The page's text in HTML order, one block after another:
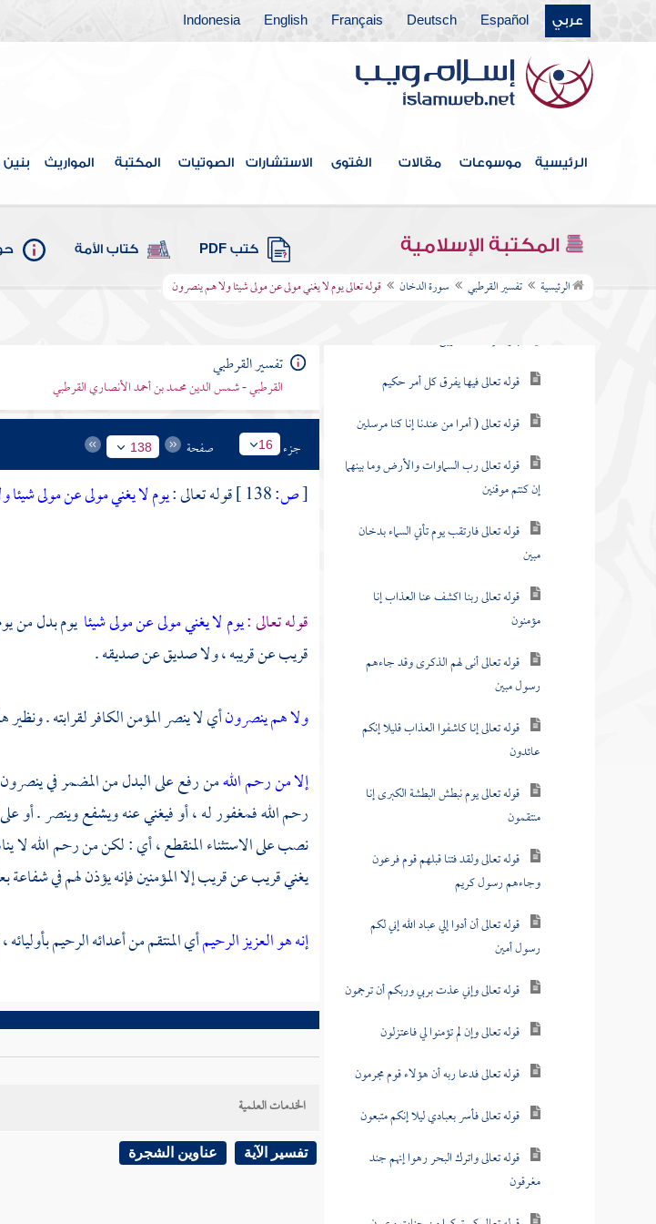
عربي Español
Deutsch
Français
English
Indonesia
الرئيسية موسوعات مقالات الفتوى الاستشارات الصوتيات المكتبة المواريث
المكتبة الإسلامية كتب PDF كتاب الأمة
الرئيسية تفسير القرطبي سورة الدخان قوله تعالى يوم لا يغني مولى عن مولى شيئا ولا هم ينصرون
سورة ص
سورة الزمر
سورة غافر
سورة فصلت
سورة الشورى
سورة الزخرف
سورة الدخان
ليلة مباركة إنا كنا منذرين
قوله تعالى فيها يفرق كل أمر حكيم
قوله تعالى ( أمرا من عندنا إنا كنا مرسلين
قوله تعالى رب السماوات والأرض وما بينهما
إن كنتم موقنين
قوله تعالى فارتقب يوم تأتي السماء بدخان
مبين
قوله تعالى ربنا اكشف عنا العذاب إنا
مؤمنون
قوله تعالى أنى لهم الذكرى وقد جاءهم
رسول مبين
قوله تعالى إنا كاشفوا العذاب قليلا إنكم
عائدون
قوله تعالى يوم نبطش البطشة الكبرى إنا
منتقمون
قوله تعالى ولقد فتنا قبلهم قوم فرعون
وجاءهم رسول كريم
قوله تعالى أن أدوا إلي عباد الله إني لكم
رسول أمين
قوله تعالى وإني عذت بربي وربكم أن ترجمون
قوله تعالى وإن لم تؤمنوا لي فاعتزلون
قوله تعالى فدعا ربه أن هؤلاء قوم مجرمون
قوله تعالى فأسر بعبادي ليلا إنكم متبعون
قوله تعالى واترك البحر رهوا إنهم جند
مغرقون
تفسير القرطبي
القرطبي - شمس الدين محمد بن أحمد الأنصاري القرطبي
جزء 16 صفحة 138
[ص: قوله تعالى :يوم لا يغني مولى عن مولى شيئا
قوله تعالى :يوم لا يغني مولى عن مولى شيئا يوم بدل من
قريب عن قريبه ، ولا صديق عن صديقه .
ولا هم ينصرونأي لا ينصر المؤمن الكافر لقرابته . ونظير
إلا من رحم اللهمن رفع على البدل من المضمر في
رحم الله فمغفور له ، أو فيغني عنه ويشفع وينصر . أو
نصب على الاستثناء المنقطع ، أي : لكن من رحم الله لا
يغني قريب عن قريب إلا المؤمنين فإنه يؤذن لهم في
إنه هو العزيز الرحيمأي المنتقم من أعدائه الرحيم بأوليائه
الخدمات العلمية
تفسير الآية عناوين الشجرة